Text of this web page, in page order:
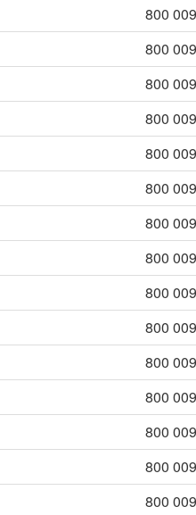
800
800
800
800
800
800
800
800
800
800
800
800
800
800
800